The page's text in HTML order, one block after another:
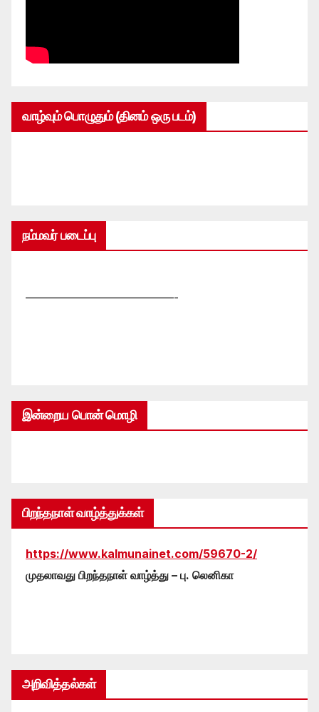
வாழ்வும் பொழுதும் (தினம் ஒரு படம்)
நம்மவர் படைப்பு
—————————————-
இன்றைய பொன் மொழி
பிறந்தநாள் வாழ்த்துக்கள்
https://www.kalmunainet.com/59670-2/
முதலாவது பிறந்தநாள் வாழ்த்து – பு. லெனிகா
அறிவித்தல்கள்